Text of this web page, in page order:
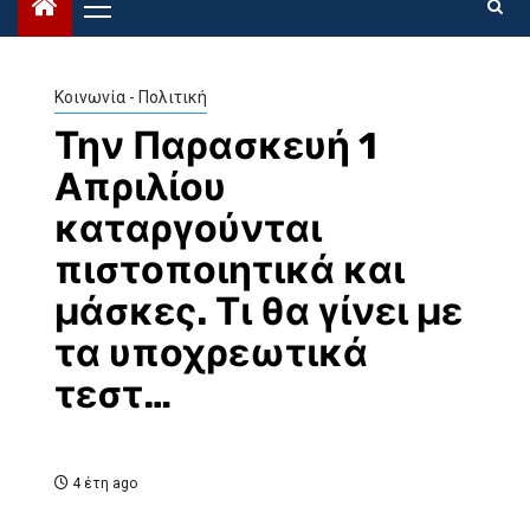
Primary
Menu
Κοινωνία - Πολιτική
Την Παρασκευή 1
Απριλίου
καταργούνται
πιστοποιητικά και
μάσκες. Τι θα γίνει με
τα υποχρεωτικά
τεστ…
4 έτη ago